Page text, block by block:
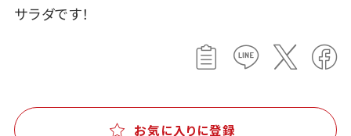
サラダです！
お気に入りに登録